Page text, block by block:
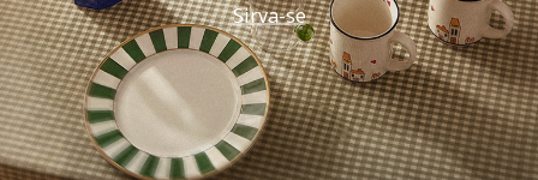
Sirva-se